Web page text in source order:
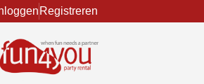
Registreren